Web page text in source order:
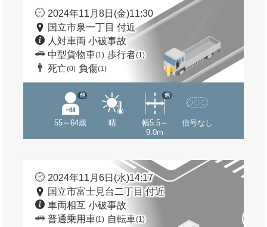
2024年11月8日(金)11:30
国立市泉一丁目 付近
人対車両 小破事故
中型貨物車(1) 歩行者(1)
死亡(0) 負傷(1)
55～64歳
他
晴
幅5.5～
9.0m
他
信号なし
2024年11月6日(水)14:17
国立市富士見台二丁目 付近
車両相互 小破事故
普通乗用車(1) 自転車(1)